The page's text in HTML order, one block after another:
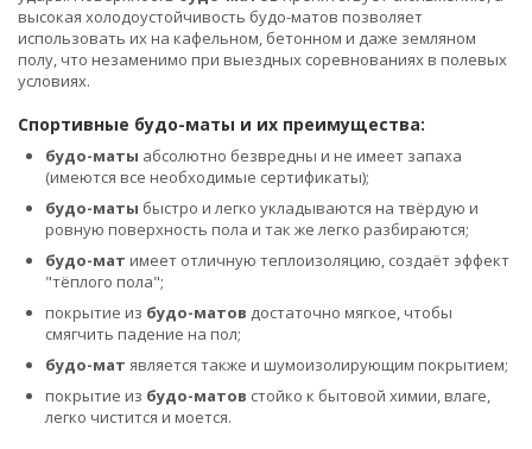
высокая холодоустойчивость будо-матов позволяет
использовать их на кафельном, бетонном и даже земляном
полу, что незаменимо при выездных соревнованиях в полевых
условиях.
Спортивные будо-маты и их преимущества:
будо-маты абсолютно безвредны и не имеет запаха
(имеются все необходимые сертификаты);
будо-маты быстро и легко укладываются на твёрдую и
ровную поверхность пола и так же легко разбираются;
будо-мат имеет отличную теплоизоляцию, создаёт эффект
"тёплого пола";
покрытие из будо-матов достаточно мягкое, чтобы
смягчить падение на пол;
будо-мат является также и шумоизолирующим покрытием;
покрытие из будо-матов стойко к бытовой химии, влаге,
легко чистится и моется.